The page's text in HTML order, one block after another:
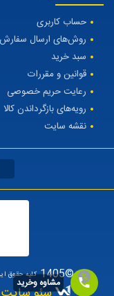
حساب کاربری
روش‌های ارسال سفارش
سبد خرید
قوانین و مقررات
رعایت حریم خصوصی
رویه‌های بازگرداندن کالا
نقشه سایت
©1405 کلیه حقوق
مشاوه وخرید